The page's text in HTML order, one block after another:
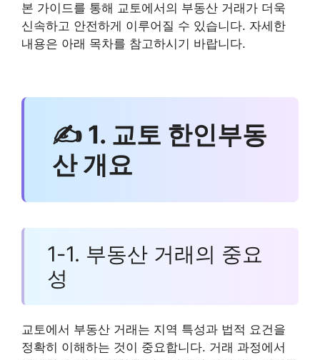
본 가이드를 통해 교토에서의 부동산 거래가 더욱
신속하고 안전하게 이루어질 수 있습니다. 자세한
내용은 아래 목차를 참고하시기 바랍니다.
✍ 1. 교토 한인부동
산 개요
1-1. 부동산 거래의 중요
성
교토에서 부동산 거래는 지역 특성과 법적 요건을
정확히 이해하는 것이 중요합니다. 거래 과정에서